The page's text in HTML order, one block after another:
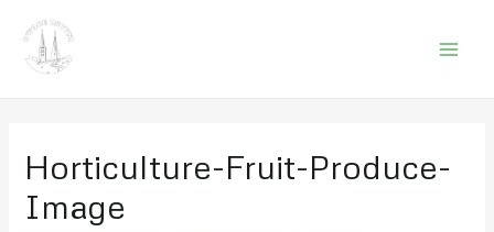
Horticulture-Fruit-Produce-
Image